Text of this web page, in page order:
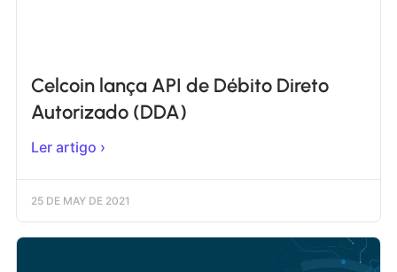
Celcoin lança API de Débito Direto
Autorizado (DDA)
Ler artigo ›
25 DE MAY DE 2021